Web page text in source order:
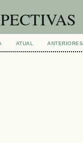
ATUAL ANTERIORES